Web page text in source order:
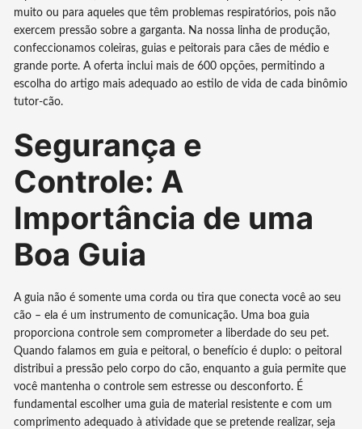
muito ou para aqueles que têm problemas respiratórios, pois não
exercem pressão sobre a garganta. Na nossa linha de produção,
confeccionamos coleiras, guias e peitorais para cães de médio e
grande porte. A oferta inclui mais de 600 opções, permitindo a
escolha do artigo mais adequado ao estilo de vida de cada binômio
tutor-cão.
Segurança e
Controle: A
Importância de uma
Boa Guia
A guia não é somente uma corda ou tira que conecta você ao seu
cão – ela é um instrumento de comunicação. Uma boa guia
proporciona controle sem comprometer a liberdade do seu pet.
Quando falamos em guia e peitoral, o benefício é duplo: o peitoral
distribui a pressão pelo corpo do cão, enquanto a guia permite que
você mantenha o controle sem estresse ou desconforto. É
fundamental escolher uma guia de material resistente e com um
comprimento adequado à atividade que se pretende realizar, seja